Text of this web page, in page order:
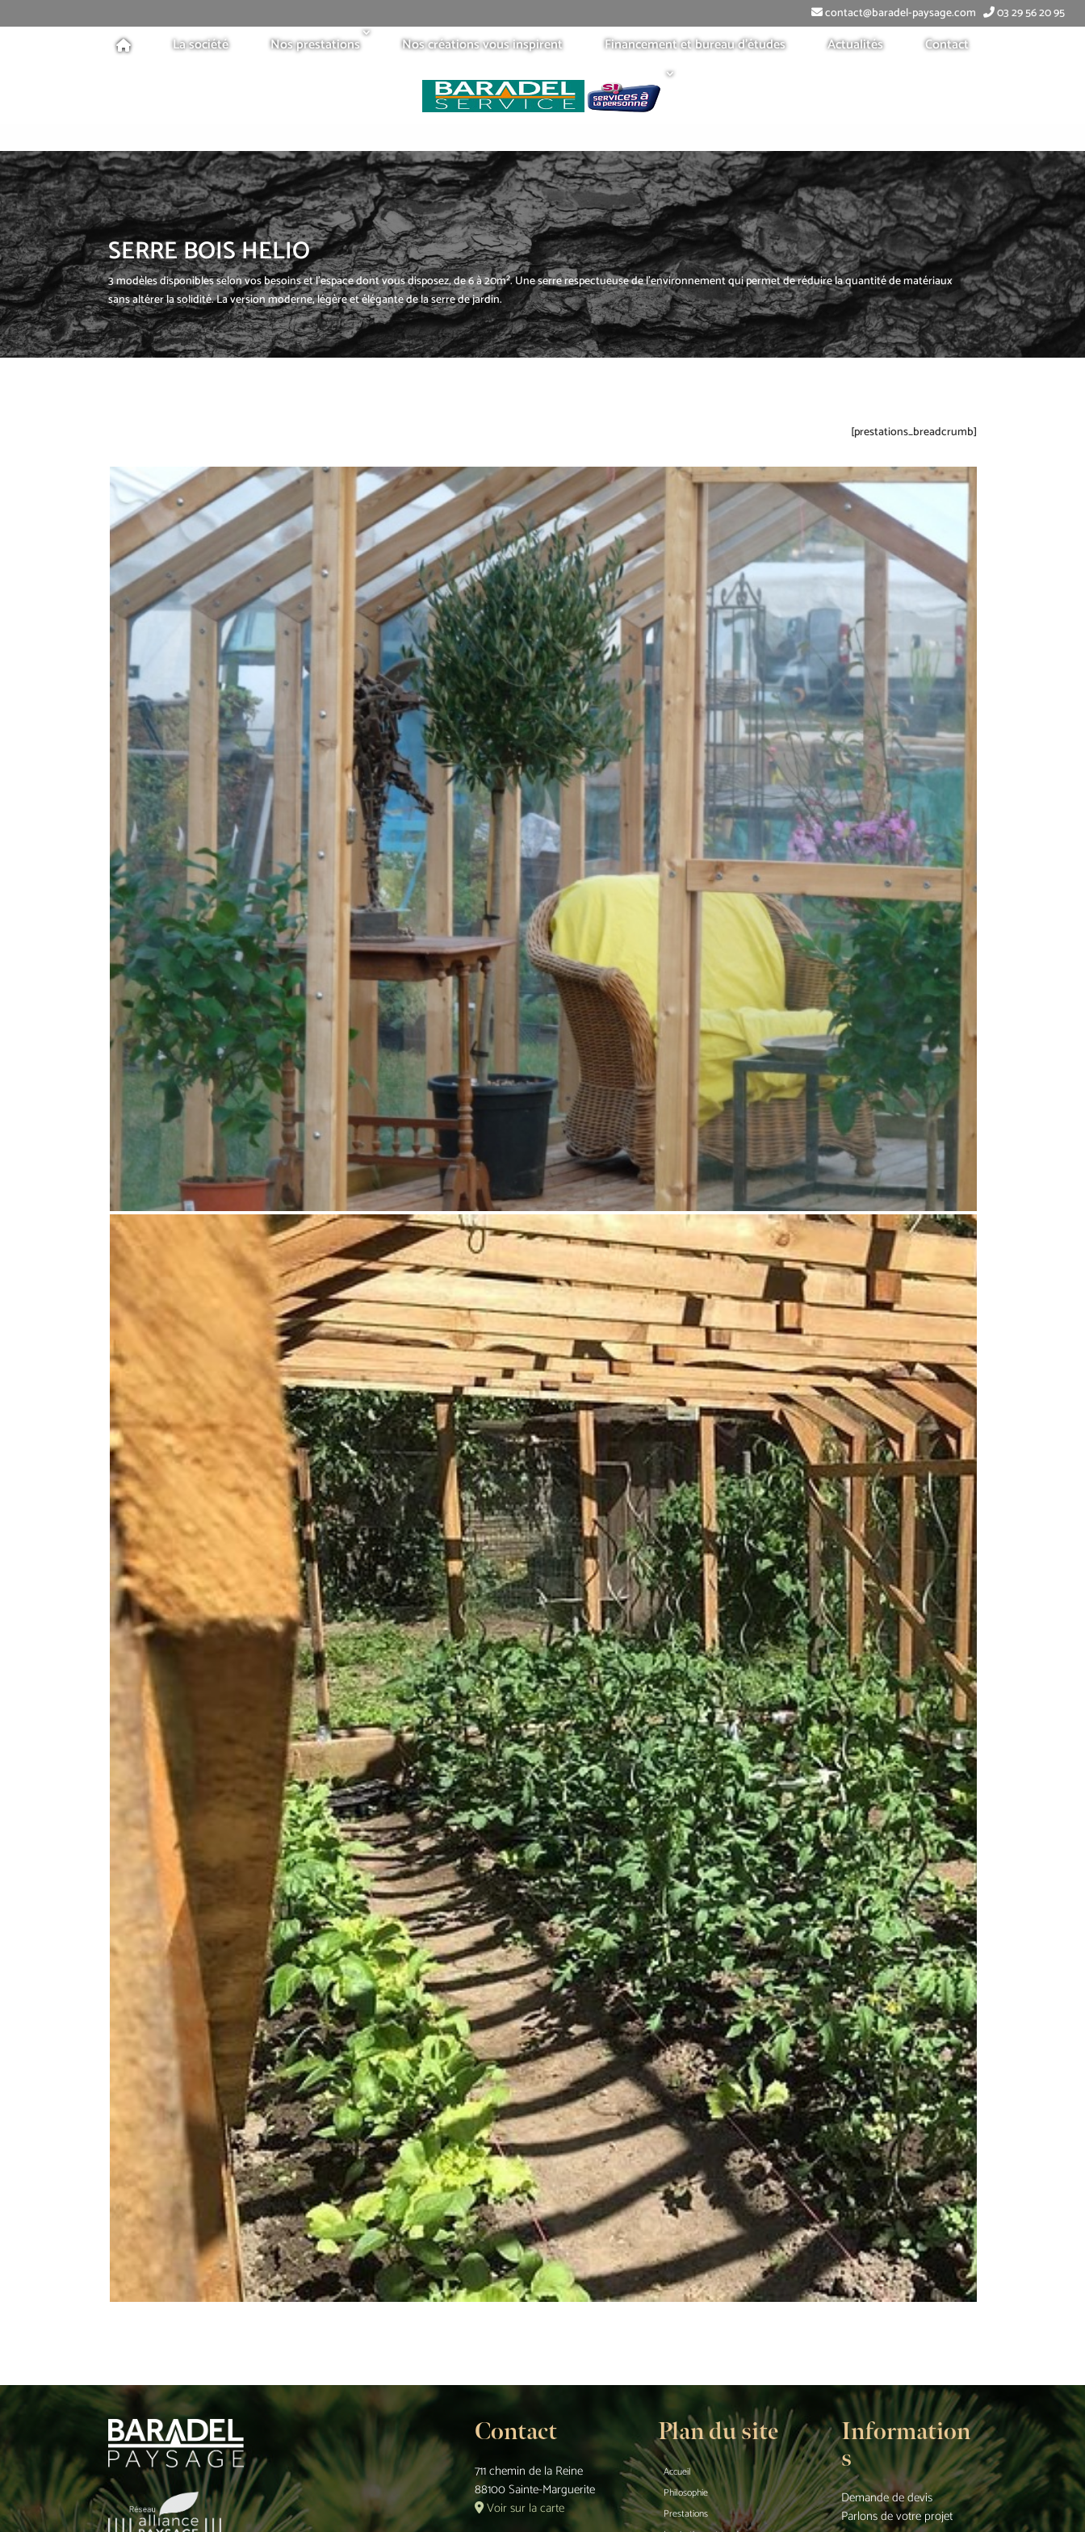
contact@baradel-paysage.com 03 29 56 20 95
La société Nos prestations Nos créations vous inspirent Financement et bureau d’études Actualités Contact
SERRE BOIS HELIO
3 modèles disponibles selon vos besoins et l’espace dont vous disposez, de 6 à 20m². Une serre respectueuse de l’environnement qui permet de réduire la quantité de matériaux
sans altérer la solidité. La version moderne, légère et élégante de la serre de jardin.
[prestations_breadcrumb]
Contact
711 chemin de la Reine
88100 Sainte-Marguerite
Voir sur la carte
Plan du site
Accueil
Philosophie
Prestations
Information
s
Demande de devis
Parlons de votre projet